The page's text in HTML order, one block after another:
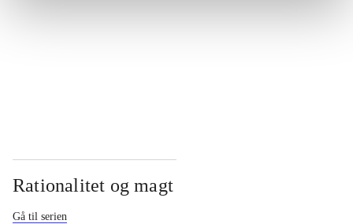
Rationalitet og magt
Gå til serien